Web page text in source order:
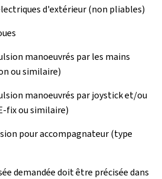
d'extérieur (non pliables)
manoeuvrés par les mains
ou similaire)
manoeuvrés par joystick et/ou
fix ou similaire)
pour accompagnateur (type
demandée doit être précisée dans